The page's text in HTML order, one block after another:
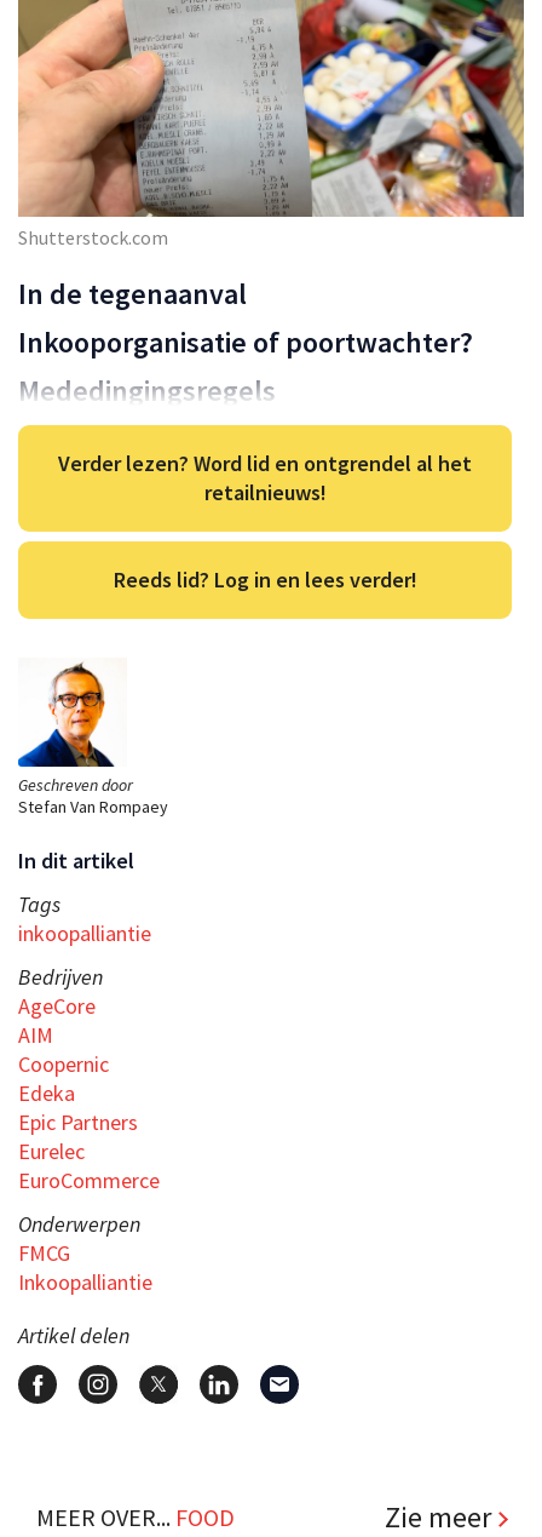
Geschreven door
Stefan Van Rompaey
In dit artikel
Tags
inkoopalliantie
Bedrijven
AgeCore
AIM
Coopernic
Edeka
Epic Partners
Eurelec
EuroCommerce
Onderwerpen
FMCG
Inkoopalliantie
Artikel delen
Shutterstock.com
In de tegenaanval
Inkooporganisatie of poortwachter?
Mededingingsregels
Verder lezen? Word lid en ontgrendel al het
retailnieuws!
Reeds lid? Log in en lees verder!
MEER OVER... FOOD Zie meer